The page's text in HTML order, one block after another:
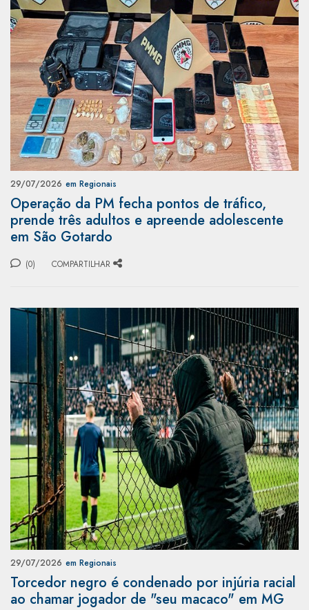
29/07/2026 em Regionais
Operação da PM fecha pontos de tráfico,
prende três adultos e apreende adolescente
em São Gotardo
(0) COMPARTILHAR
29/07/2026 em Regionais
Torcedor negro é condenado por injúria racial
ao chamar jogador de "seu macaco" em MG